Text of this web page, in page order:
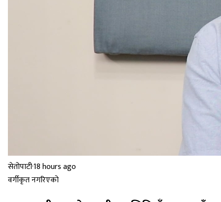
सेतोपाटी·18 hours ago
वर्गीकृत नगरिएको